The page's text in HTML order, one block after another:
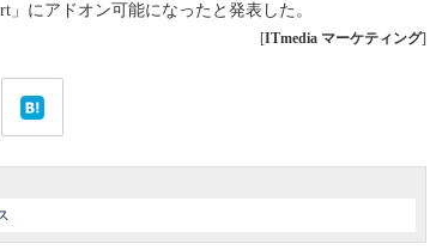
にアドオン可能になったと発表した。
[ITmedia マーケティング]